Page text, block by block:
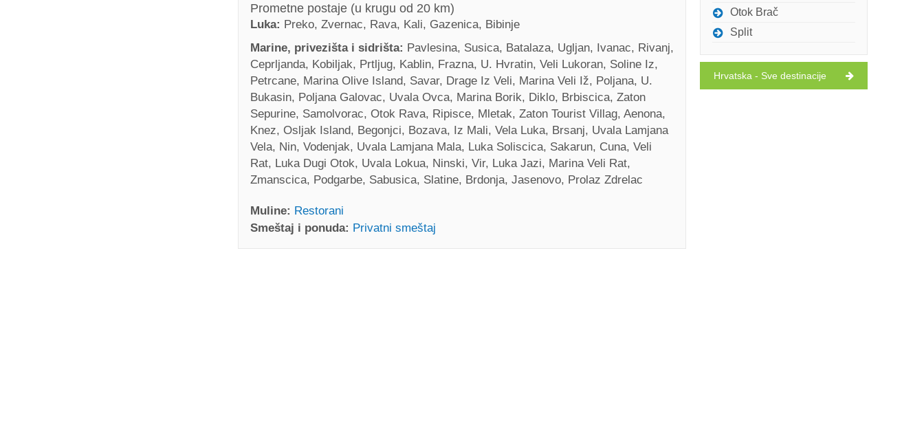
Prometne postaje (u krugu od 20 km)
Luka: Preko, Zvernac, Rava, Kali, Gazenica, Bibinje
Marine, privezišta i sidrišta: Pavlesina, Susica, Batalaza, Ugljan, Ivanac, Rivanj,
Ceprljanda, Kobiljak, Prtljug, Kablin, Frazna, U. Hvratin, Veli Lukoran, Soline Iz,
Petrcane, Marina Olive Island, Savar, Drage Iz Veli, Marina Veli Iž, Poljana, U.
Bukasin, Poljana Galovac, Uvala Ovca, Marina Borik, Diklo, Brbiscica, Zaton
Sepurine, Samolvorac, Otok Rava, Ripisce, Mletak, Zaton Tourist Villag, Aenona,
Knez, Osljak Island, Begonjci, Bozava, Iz Mali, Vela Luka, Brsanj, Uvala Lamjana
Vela, Nin, Vodenjak, Uvala Lamjana Mala, Luka Soliscica, Sakarun, Cuna, Veli
Rat, Luka Dugi Otok, Uvala Lokua, Ninski, Vir, Luka Jazi, Marina Veli Rat,
Zmanscica, Podgarbe, Sabusica, Slatine, Brdonja, Jasenovo, Prolaz Zdrelac
Muline: Restorani
Smeštaj i ponuda: Privatni smeštaj
Otok Brač
Split
Hrvatska - Sve destinacije